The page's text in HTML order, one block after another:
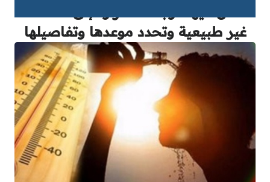
غير طبيعية وتحدد موعدها وتفاصيلها